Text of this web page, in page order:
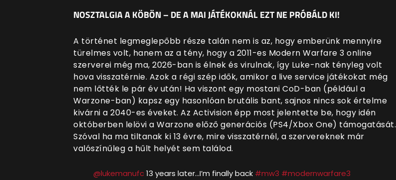
NOSZTALGIA A KÖBÖN – DE A MAI JÁTÉKOKNÁL EZT NE PRÓBÁLD KI!
A történet legmeglepőbb része talán nem is az, hogy emberünk mennyire
türelmes volt, hanem az a tény, hogy a 2011-es Modern Warfare 3 online
szerverei még ma, 2026-ban is élnek és virulnak, így Luke-nak tényleg volt
hova visszatérnie. Azok a régi szép idők, amikor a live service játékokat még
nem lőtték le pár év után! Ha viszont egy mostani CoD-ban (például a
Warzone-ban) kapsz egy hasonlóan brutális bant, sajnos nincs sok értelme
kivárni a 2040-es éveket. Az Activision épp most jelentette be, hogy idén
októberben lelövi a Warzone előző generációs (PS4/Xbox One) támogatását.
Szóval ha ma tiltanak ki 13 évre, mire visszatérnél, a szervereknek már
valószínűleg a hűlt helyét sem találod.
@lukemanufc13 years later…I’m finally back #mw3 #modernwarfare3